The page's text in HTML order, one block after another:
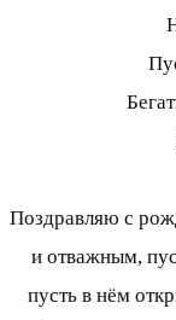
Поздравляю с
и отважным,
пусть в нём